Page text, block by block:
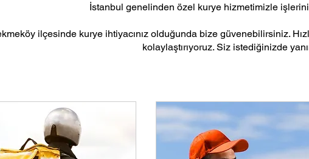
İstanbul genelinden özel kurye hizmetimizle
ilçesinde kurye ihtiyacınız olduğunda bize güvenebilirsiniz.
kolaylaştırıyoruz. Siz istediğinizde